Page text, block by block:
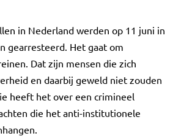
in Nederland werden op 11 juni in
gearresteerd. Het gaat om
Dat zijn mensen die zich
en daarbij geweld niet zouden
heeft het over een crimineel
die het anti-institutionele